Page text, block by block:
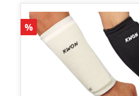
Rabatt
%